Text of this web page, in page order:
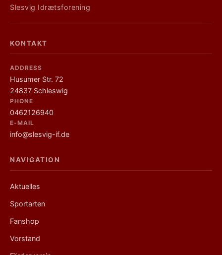
Slesvig Idrætsforening
KONTAKT
ADDRESS
Husumer Str. 72
24837 Schleswig
PHONE
0462126940
E-MAIL
info@slesvig-if.de
NAVIGATION
Links
Aktuelles
Sportarten
Fanshop
Vorstand